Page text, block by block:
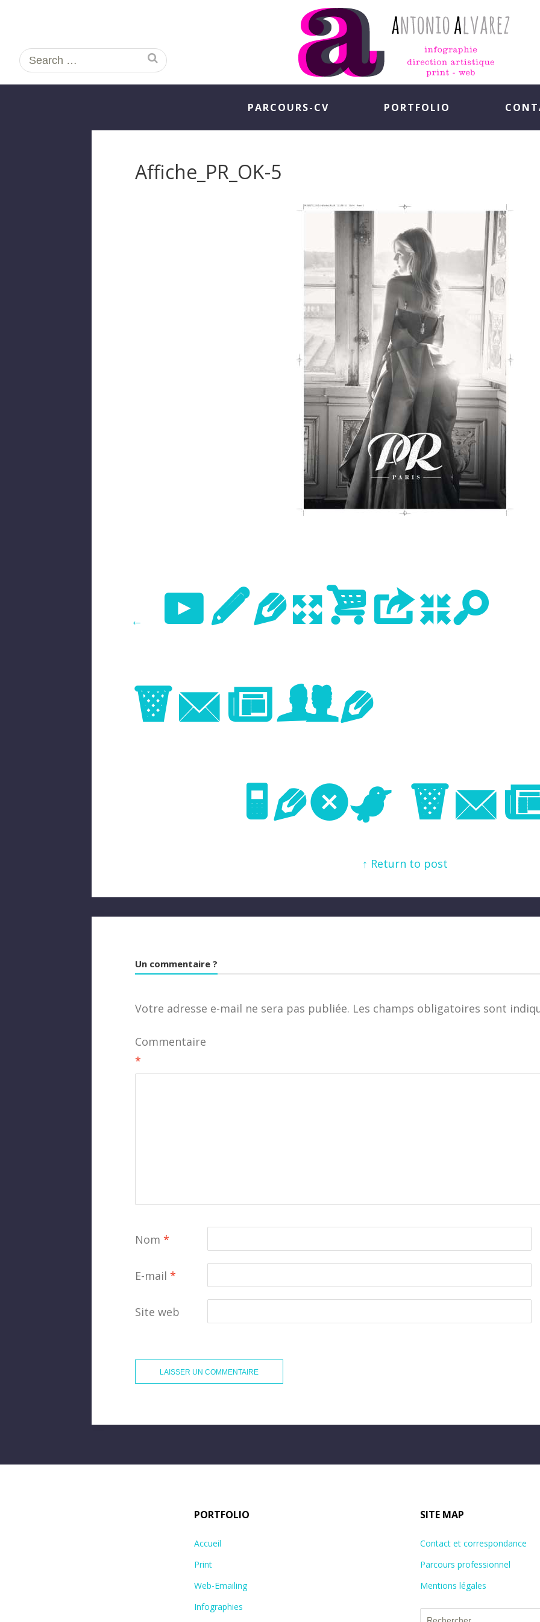
Search
for:
PARCOURS-CV PORTFOLIO
Affiche_PR_OK-5
←
Previous
Image
Next
↑ Return to post
Un commentaire ?
Votre adresse e-mail ne sera pas publiée. Les champs obligatoires sont
Commentaire
*
Nom *
E-mail *
Site web
PORTFOLIO
Accueil
Print
Web-Emailing
Infographies
SITE MAP
Contact et correspondance
Parcours professionnel
Mentions légales
Rechercher :